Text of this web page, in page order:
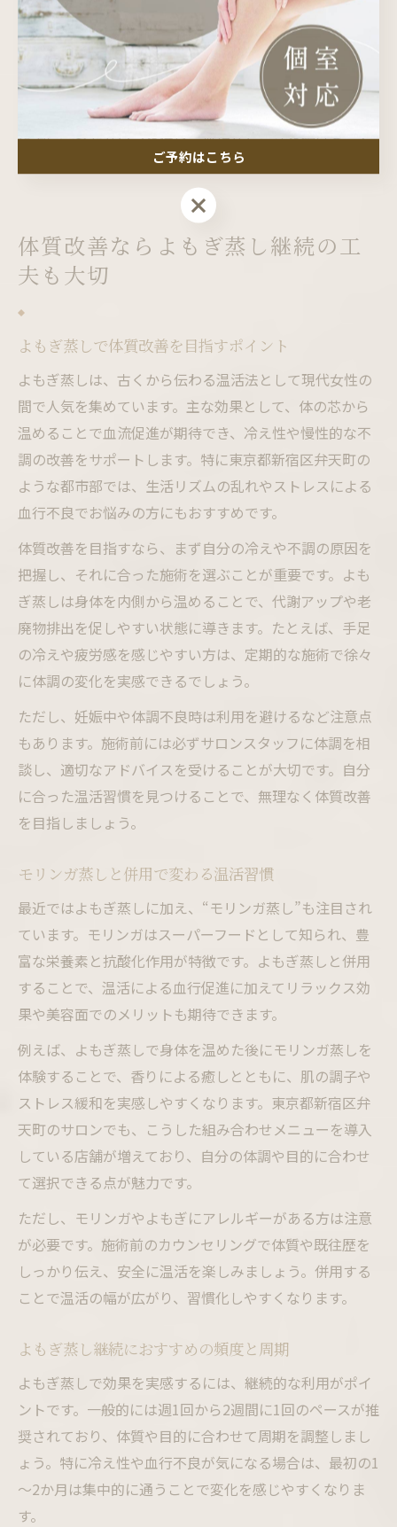
割引がある店舗も多く、まずはお試しで受けてみるのも
おすすめです。
サロンの口コミや体験談を参考にすることで、実際の雰
囲気や施術の質が分かりやすくなります。自分の目的や
体調に合ったサロンを選び、無理なく温活を続けること
が、血行改善や体質改善につながります。
体質改善ならよもぎ蒸し継続の工
夫も大切
よもぎ蒸しで体質改善を目指すポイント
よもぎ蒸しは、古くから伝わる温活法として現代女性の
間で人気を集めています。主な効果として、体の芯から
温めることで血流促進が期待でき、冷え性や慢性的な不
調の改善をサポートします。特に東京都新宿区弁天町の
ような都市部では、生活リズムの乱れやストレスによる
血行不良でお悩みの方にもおすすめです。
体質改善を目指すなら、まず自分の冷えや不調の原因を
把握し、それに合った施術を選ぶことが重要です。よも
ぎ蒸しは身体を内側から温めることで、代謝アップや老
廃物排出を促しやすい状態に導きます。たとえば、手足
の冷えや疲労感を感じやすい方は、定期的な施術で徐々
に体調の変化を実感できるでしょう。
ただし、妊娠中や体調不良時は利用を避けるなど注意点
もあります。施術前には必ずサロンスタッフに体調を相
談し、適切なアドバイスを受けることが大切です。自分
に合った温活習慣を見つけることで、無理なく体質改善
を目指しましょう。
モリンガ蒸しと併用で変わる温活習慣
最近ではよもぎ蒸しに加え、“モリンガ蒸し”も注目され
ています。モリンガはスーパーフードとして知られ、豊
富な栄養素と抗酸化作用が特徴です。よもぎ蒸しと併用
することで、温活による血行促進に加えてリラックス効
果や美容面でのメリットも期待できます。
例えば、よもぎ蒸しで身体を温めた後にモリンガ蒸しを
体験することで、香りによる癒しとともに、肌の調子や
ストレス緩和を実感しやすくなります。東京都新宿区弁
天町のサロンでも、こうした組み合わせメニューを導入
している店舗が増えており、自分の体調や目的に合わせ
て選択できる点が魅力です。
ただし、モリンガやよもぎにアレルギーがある方は注意
が必要です。施術前のカウンセリングで体質や既往歴を
しっかり伝え、安全に温活を楽しみましょう。併用する
ことで温活の幅が広がり、習慣化しやすくなります。
よもぎ蒸し継続におすすめの頻度と周期
よもぎ蒸しで効果を実感するには、継続的な利用がポイ
ントです。一般的には週1回から2週間に1回のペースが推
奨されており、体質や目的に合わせて周期を調整しまし
ょう。特に冷え性や血行不良が気になる場合は、最初の1
～2か月は集中的に通うことで変化を感じやすくなりま
す。
ご予約はこちら
ご予約はこちら